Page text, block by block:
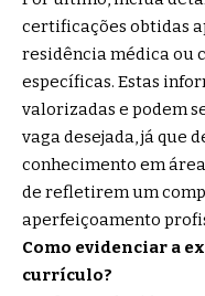
certificações obtidas
residência médica ou
específicas. Estas
valorizadas e podem
vaga desejada, já que
conhecimento em
de refletirem um
aperfeiçoamento
Como evidenciar a
currículo?